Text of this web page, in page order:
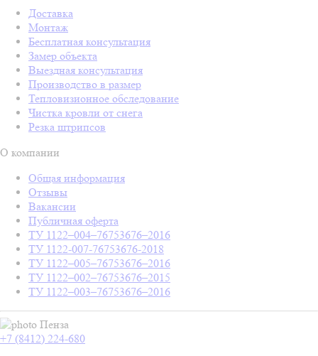
Доставка
Монтаж
Бесплатная консультация
Замер объекта
Выездная консультация
Производство в размер
Тепловизионное обследование
Чистка кровли от снега
Резка штрипсов
О компании
Общая информация
Отзывы
Вакансии
Публичная оферта
ТУ 1122–004–76753676–2016
ТУ 1122-007-76753676-2018
ТУ 1122–005–76753676–2016
ТУ 1122–002–76753676–2015
ТУ 1122–003–76753676–2016
Пенза
+7 (8412) 224-680